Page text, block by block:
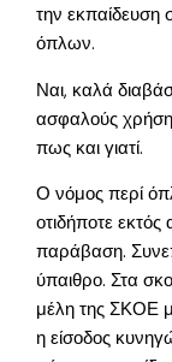
την
όπλων.
Ναι, καλά
ασφαλούς
πως και γιατί.
Ο νόμος περί
οτιδήποτε
παράβαση.
ύπαιθρο. Στα
μέλη της ΣΚΟΕ
η είσοδος